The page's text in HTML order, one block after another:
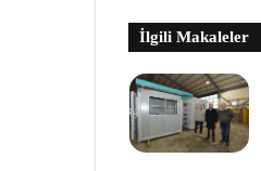
İlgili Makaleler